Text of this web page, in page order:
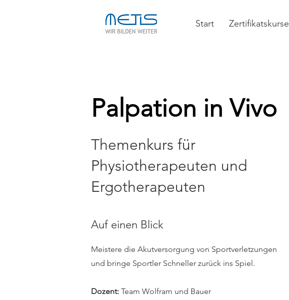
Start Zertifikatskurse
Palpation in Vivo
Themenkurs für
Physiotherapeuten und
Ergotherapeuten
Auf einen Blick
Meistere die Akutversorgung von Sportverletzungen
und bringe Sportler Schneller zurück ins Spiel.
Dozent: Team Wolfram und Bauer